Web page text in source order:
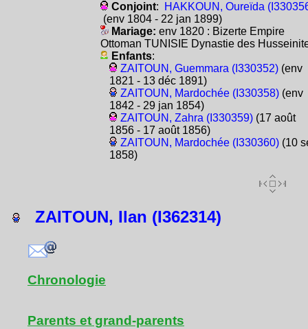
Conjoint:
HAKKOUN, Oureïda
(env 1804 - 22 jan 1899)
Mariage: env 1820 : Bizerte Empire
Ottoman TUNISIE Dynastie des
Enfants:
ZAITOUN, Guemmara (I330352)(env
1821 - 13 déc 1891)
ZAITOUN, Mardochée (I330358)(env
1842 - 29 jan 1854)
ZAITOUN, Zahra (I330359)(17 août
1856 - 17 août 1856)
ZAITOUN, Mardochée (I330360)(10
1858)
ZAITOUN, Ilan (I362314)
Chronologie
Parents et grand-parents